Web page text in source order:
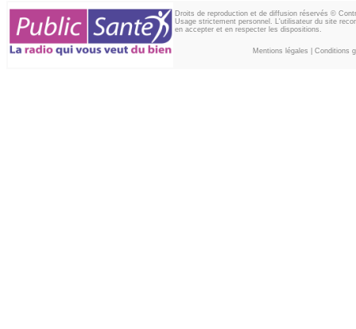
Droits de reproduction et de diffusion réservés ©
Usage strictement personnel. L'utilisateur du site
en accepter et en respecter les dispositions.
Mentions légales Conditions